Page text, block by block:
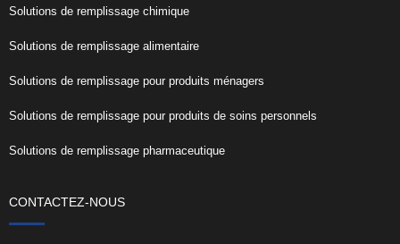
Solutions de remplissage chimique
Solutions de remplissage alimentaire
Solutions de remplissage pour produits ménagers
Solutions de remplissage pour produits de soins personnels
Solutions de remplissage pharmaceutique
CONTACTEZ-NOUS